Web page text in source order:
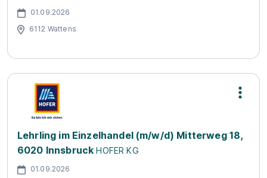
01.09.2026
6112 Wattens
Lehrling im Einzelhandel (m/w/d) Mitterweg 18,
6020 Innsbruck HOFER KG
01.09.2026